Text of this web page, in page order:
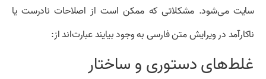
سایت می‌شود. مشکلاتی که ممکن است از اصلاحات نادرست یا
ناکارآمد در ویرایش متن فارسی به وجود بیایند عبارت‌اند از:
غلط‌های دستوری و ساختار